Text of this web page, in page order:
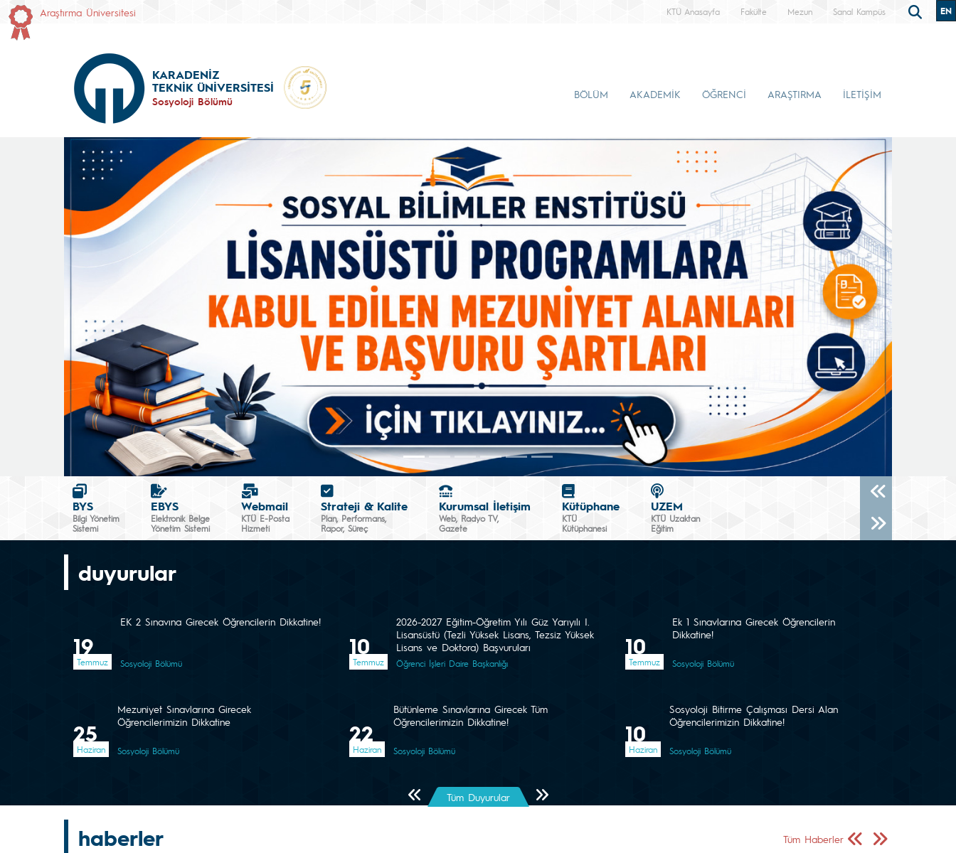
Araştırma Üniversitesi KTÜ Anasayfa Fakülte Mezun Sanal Kampüs EN
KARADENİZ
TEKNİK ÜNİVERSİTESİ
Sosyoloji Bölümü
BÖLÜM AKADEMİK ÖĞRENCİ ARAŞTIRMA İLETİŞİM
BYS
Bilgi Yönetim
Sistemi
EBYS
Elektronik Belge
Yönetim Sistemi
Webmail
KTÜ E-Posta
Hizmeti
Strateji & Kalite
Plan, Performans,
Rapor, Süreç
Kurumsal İletişim
Web, Radyo TV,
Gazete
Kütüphane
KTÜ
Kütüphanesi
UZEM
KTÜ Uzaktan
Eğitim
duyurular
19
Temmuz
EK 2 Sınavına Girecek Öğrencilerin Dikkatine!
Sosyoloji Bölümü
10
Temmuz
2026-2027 Eğitim-Öğretim Yılı Güz Yarıyılı I.
Lisansüstü (Tezli Yüksek Lisans, Tezsiz Yüksek
Lisans ve Doktora) Başvuruları
Öğrenci İşleri Daire Başkanlığı
10
Temmuz
Ek 1 Sınavlarına Girecek Öğrencilerin
Dikkatine!
Sosyoloji Bölümü
25
Haziran
Mezuniyet Sınavlarına Girecek
Öğrencilerimizin Dikkatine
Sosyoloji Bölümü
22
Haziran
Bütünleme Sınavlarına Girecek Tüm
Öğrencilerimizin Dikkatine!
Sosyoloji Bölümü
10
Haziran
Sosyoloji Bitirme Çalışması Dersi Alan
Öğrencilerimizin Dikkatine!
Sosyoloji Bölümü
Önceki SayfaTüm Duyurular Sonraki Sayfa
haberler Tüm Haberler
Önceki Sayfa
Sonraki Sayfa